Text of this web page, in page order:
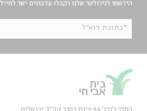
הירשמו לניוזלטר שלנו וקבלו עדכונים ישר למייל
*כתובת דוא"ל